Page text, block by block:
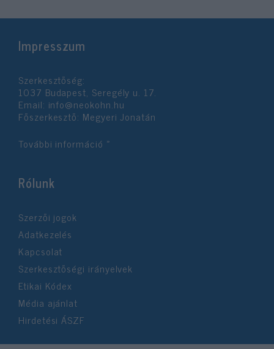
Impresszum
Szerkesztőség:
1037 Budapest, Seregély u. 17.
Email: info@neokohn.hu
Főszerkesztő: Megyeri Jonatán
További információ »
Rólunk
Szerzői jogok
Adatkezelés
Kapcsolat
Szerkesztőségi irányelvek
Etikai Kódex
Média ajánlat
Hirdetési ÁSZF